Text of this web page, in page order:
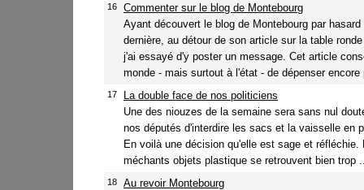
16
Commenter sur le blog de Montebourg
Ayant découvert le blog de Montebourg par
dernière, au détour de son article sur la table
j'ai essayé d'y poster un message. Cet article
monde - mais surtout à l'état - de dépenser encore
17
La double face de nos politiciens
Une des niouzes de la semaine sera sans nul
nos députés d'interdire les sacs et la vaisselle en
En voilà une décision qu'elle est sage et
méchants objets plastique se retrouvent bien trop
18
Au revoir Montebourg